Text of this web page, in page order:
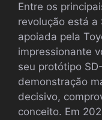
Entre os
revolução está
apoiada pela
impressionante
seu protótipo
demonstração
decisivo,
conceito. Em